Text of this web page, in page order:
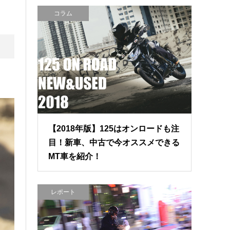
コラム
【2018年版】125はオンロードも注
目！新車、中古で今オススメできる
MT車を紹介！
レポート